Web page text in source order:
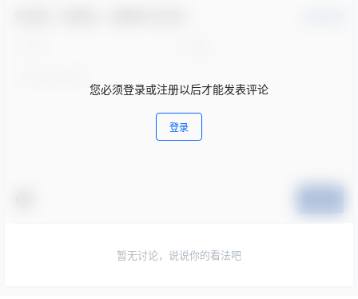
您必须登录或注册以后才能发表评论
登录
暂无讨论，说说你的看法吧